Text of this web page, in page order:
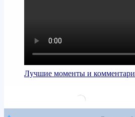
Лучшие моменты и